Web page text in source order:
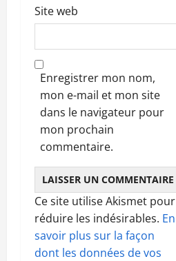
Site web
Enregistrer mon nom,
mon e-mail et mon site
dans le navigateur pour
mon prochain
commentaire.
Ce site utilise Akismet pour
réduire les indésirables. En
savoir plus sur la façon
dont les données de vos